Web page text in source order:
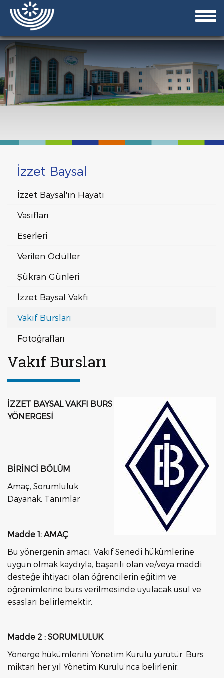
İzzet Baysal
İzzet Baysal'ın Hayatı
Vasıfları
Eserleri
Verilen Ödüller
Şükran Günleri
İzzet Baysal Vakfı
Vakıf Bursları
Fotoğrafları
Vakıf Bursları
İZZET BAYSAL VAKFI BURS
YÖNERGESİ
BİRİNCİ BÖLÜM
Amaç, Sorumluluk.
Dayanak, Tanımlar
Madde 1: AMAÇ
Bu yönergenin amacı, Vakıf Senedi hükümlerine
uygun olmak kaydıyla, başarılı olan ve/veya maddi
desteğe ihtiyacı olan öğrencilerin eğitim ve
öğrenimlerine burs verilmesinde uyulacak usul ve
esasları belirlemektir.
Madde 2 : SORUMLULUK
Yönerge hükümlerini Yönetim Kurulu yürütür. Burs
miktarı her yıl Yönetim Kurulu’nca belirlenir.